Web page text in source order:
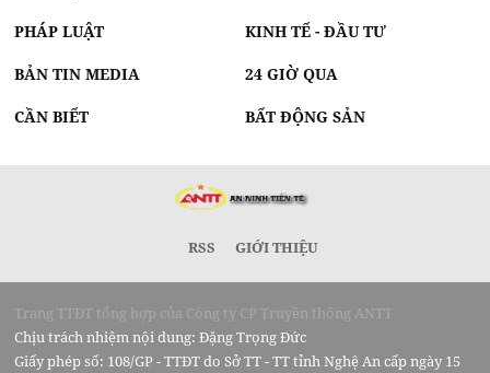
PHÁP LUẬT KINH TẾ - ĐẦU TƯ
BẢN TIN MEDIA 24 GIỜ QUA
CẦN BIẾT BẤT ĐỘNG SẢN
RSS GIỚI THIỆU
Trang TTĐT tổng hợp của Công ty CP Truyền thông ANTT
Chịu trách nhiệm nội dung: Đặng Trọng Đức
Giấy phép số: 108/GP - TTĐT do Sở TT - TT tỉnh Nghệ An cấp ngày 15